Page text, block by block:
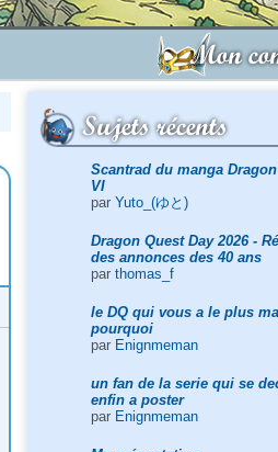
Mon
Sujets récents
Scantrad du manga
VI
par Yuto_(ゆと)
Dragon Quest Day 2026 -
des annonces des 40 ans
par thomas_f
le DQ qui vous a le plus
pourquoi
par Enignmeman
un fan de la serie qui se
enfin a poster
par Enignmeman